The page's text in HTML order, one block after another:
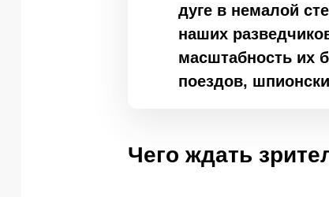
дуге в немалой
наших
масштабность их
поездов,
Чего ждать